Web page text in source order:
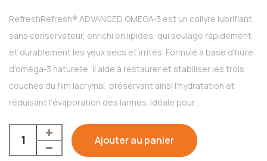
RefreshRefresh® ADVANCED OMEGA-3 est un collyre lubrifiant
sans conservateur, enrichi en lipides, qui soulage rapidement
et durablement les yeux secs et irrités. Formulé à base d'huile
d'oméga-3 naturelle, il aide à restaurer et stabiliser les trois
couches du film lacrymal, préservant ainsi l'hydratation et
réduisant l'évaporation des larmes. Idéale pour...
Ajouter au panier